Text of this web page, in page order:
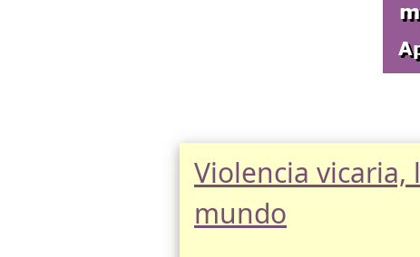
Violencia
mundo